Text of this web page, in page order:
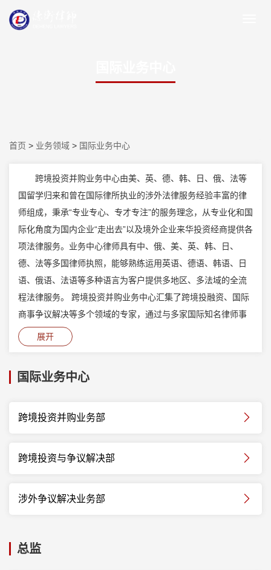
首页 > 业务领域 > 国际业务中心
跨境投资并购业务中心由美、英、德、韩、日、俄、法等
国留学归来和曾在国际律所执业的涉外法律服务经验丰富的律
师组成，秉承“专业专心、专才专注”的服务理念，从专业化和国
际化角度为国内企业“走出去”以及境外企业来华投资经商提供各
项法律服务。业务中心律师具有中、俄、美、英、韩、日、
德、法等多国律师执照，能够熟练运用英语、德语、韩语、日
语、俄语、法语等多种语言为客户提供多地区、多法域的全流
程法律服务。 跨境投资并购业务中心汇集了跨境投融资、国际
商事争议解决等多个领域的专家，通过与多家国际知名律师事
务所长期、稳定的合作关系，为国内外客户提供了一站式法律
解决方案。业务中心的突出表现，为律所赢得了包括钱伯斯、
优秀评价。
展开
国际业务中心
跨境投资并购业务部
跨境投资与争议解决部
涉外争议解决业务部
总监